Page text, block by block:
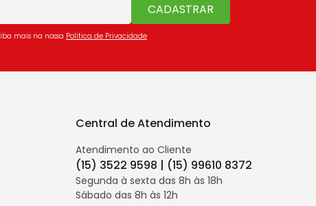
CADASTRAR
mais na nossa Politica de Privacidade
Central de Atendimento
Atendimento ao Cliente
(15) 3522 9598 | (15) 99610 8372
Segunda à sexta das 8h às 18h
Sábado das 8h às 12h